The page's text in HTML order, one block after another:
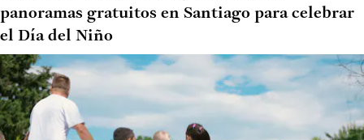
panoramas gratuitos en Santiago para celebrar
el Día del Niño